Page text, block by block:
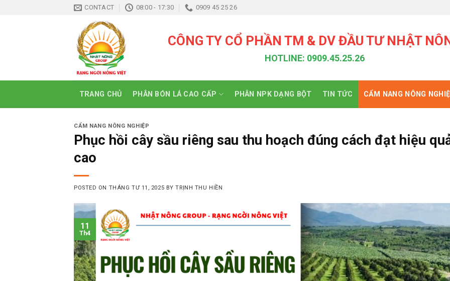
CONTACT 08:00 - 17:30 0909 45 25 26
CÔNG TY CỔ PHẦN TM & DV ĐẦU TƯ NHẬT
HOTLINE: 0909.45.25.26
TRANG CHỦ PHÂN BÓN LÁ CAO CẤP PHÂN NPK DẠNG BỘT TIN TỨC CẨM NANG NÔNG
CẨM NANG NÔNG NGHIỆP
Phục hồi cây sầu riêng sau thu hoạch đúng cách đạt hiệu
cao
POSTED ON THÁNG TƯ 11, 2025 BYTRỊNH THU HIỀN
11
Th4